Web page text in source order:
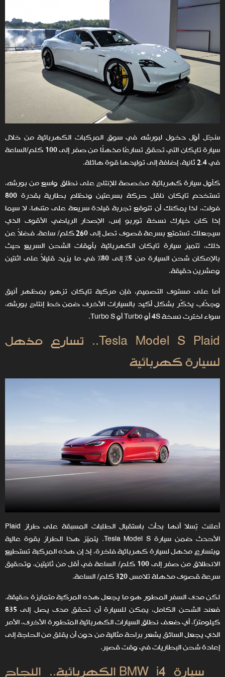
سُجّل أوّل دخول لبورشه في سوق المركبات الكهربائية من خلال
سيارة تايكان التي تحقق تسارعًا مذهلًا من صفر إلى 100 كلم/الساعة
في 2.4 ثانية، إضافة إلى توليدها قوة هائلة.
كأول سيارة كهربائية مخصصة للإنتاج على نطاق واسع من بورشه،
تستخدم تايكان ناقل حركة بسرعتين ونظام بطارية بقدرة 800
فولت، لذا يمكنك أن تتوقع تجربة قيادة سريعة على متنها، لا سيما
إذا كان خيارك نسخة توربو إس، الإصدار الرياضي الأقوى الذي
سيجعلك تستمتع بسرعة قصوى تصل إلى 260 كلم/ ساعة. فضلاً عن
ذلك، تتميز سيارة تايكان الكهربائية بأوقات الشحن السريع حيث
بالإمكان شحن السيارة من 5٪ إلى 80٪ في ما يزيد قليلاً على اثنتين
وعشرين دقيقة.
أما على مستوى التصميم، فإن مركبة تايكان تزهو بمظهر أنيق
وجذّاب يذكّر بشكل أكيد بالسيارات الأخرى ضمن خط إنتاج بورشه،
سواء اخترت نسخة 4S أو Turbo أو Turbo S.
Tesla Model S Plaid.. تسارع مذهل
لسيارة كهربائية
أعلنت تِسلا أنها بدأت باستقبال الطلبات المسبقة على طراز Plaid
الأحدث ضمن سيارة Tesla Model S. يتميّز هذا الطراز بقوة عالية
وبتسارع مذهل لسيارة كهربائية فاخرة، إذ إن هذه المركبة تستطيع
الانطلاق من صفر إلى 100 كلم/ الساعة في أقل من ثانيتين، وتحقيق
سرعة قصوى مذهلة تلامس 320 كلم/ الساعة.
لكن مدى السفر المطور هو ما يجعل هذه المركبة متمايزة حقيقة.
فعند الشحن الكامل، يمكن للسيارة أن تحقق مدى يصل إلى 835
كيلومترًا، أي ضعف نطاق السيارات الكهربائية المتطورة الأخرى، الأمر
الذي يجعل السائق يشعر براحة مثالية من دون أن يقلق من الحاجة إلى
إعادة شحن البطاريات في وقت قصير.
سيارة BMW i4 الكهربائية.. النجاح